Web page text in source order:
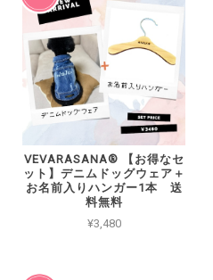
VEVARASANA®︎ 【お得なセ
ット】デニムドッグウェア＋
お名前入りハンガー1本 送
料無料
¥3,480